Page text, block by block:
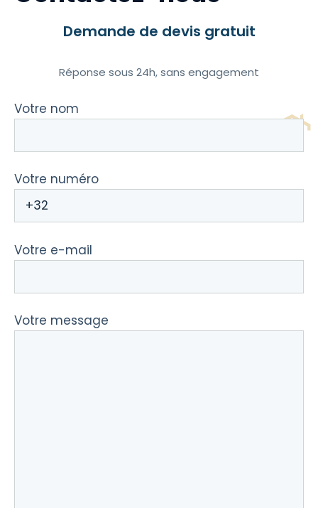
Demande de devis gratuit
Réponse sous 24h, sans engagement
Votre nom
Votre numéro
Votre e-mail
Votre message